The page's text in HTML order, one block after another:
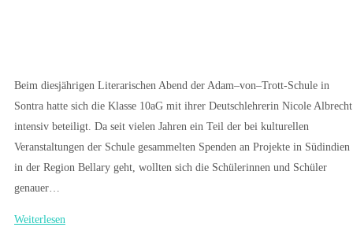
Beim diesjährigen Literarischen Abend der Adam–von–Trott-Schule in
Sontra hatte sich die Klasse 10aG mit ihrer Deutschlehrerin Nicole Albrecht
intensiv beteiligt. Da seit vielen Jahren ein Teil der bei kulturellen
Veranstaltungen der Schule gesammelten Spenden an Projekte in Südindien
in der Region Bellary geht, wollten sich die Schülerinnen und Schüler
genauer…
Weiterlesen